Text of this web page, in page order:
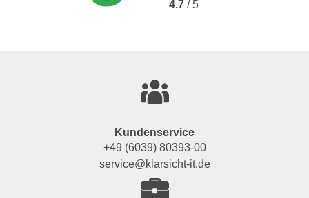
4.7 / 5
Kundenservice
+49 (6039) 80393-00
service@klarsicht-it.de